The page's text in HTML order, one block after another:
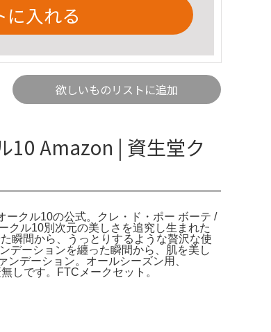
に入れる
欲しいものリストに追加
Amazon | 資生堂ク
ークル10の公式。クレ・ド・ポー ボーテ /
クル10別次元の美しさを追究し生まれた
瞬間から、うっとりするような贅沢な使
デーションを纏った瞬間から、肌を美し
デーション。オールシーズン用、
です。FTCメークセット。